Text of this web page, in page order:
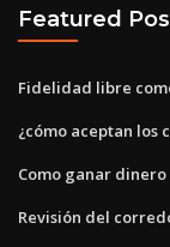
Featured
Fidelidad libre
¿cómo aceptan los
Como ganar
Revisión del